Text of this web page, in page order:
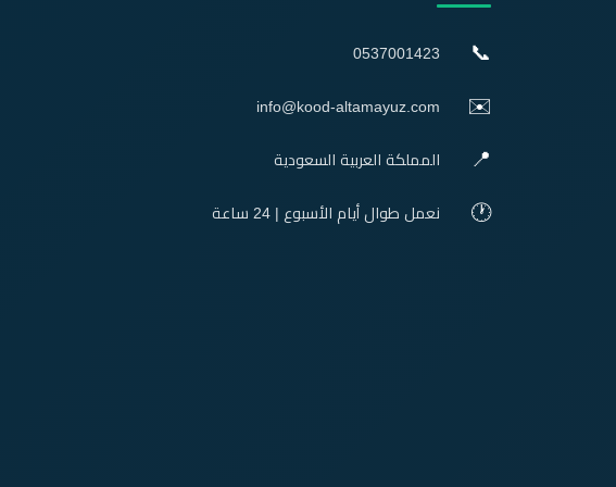
📞
0537001423
✉️
info@kood-altamayuz.com
📍 المملكة العربية السعودية
🕐 نعمل طوال أيام الأسبوع | 24 ساعة